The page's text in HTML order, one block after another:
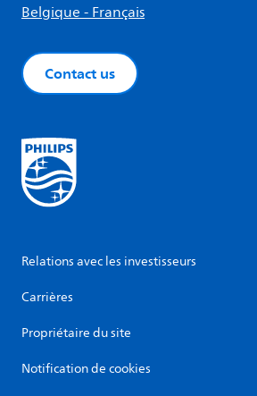
Belgique - Français
Contact us
Relations avec les investisseurs
Carrières
Propriétaire du site
Notification de cookies